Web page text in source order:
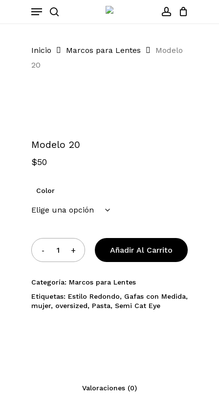
Menu
Inicio Marcos para Lentes
Modelo
20
Modelo 20
$50
Color
Añadir Al Carrito
Categoría: Marcos para Lentes
Etiquetas: Estilo Redondo, Gafas con Medida,
mujer, oversized, Pasta, Semi Cat Eye
Valoraciones (0)